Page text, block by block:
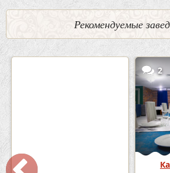
Рекомендуемые
Кафе-Бар Бермуды
2